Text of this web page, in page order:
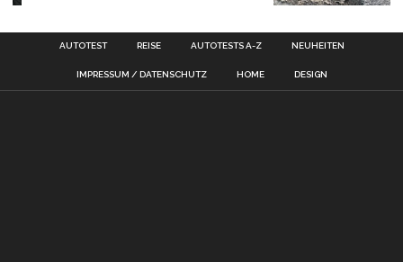
AUTOTEST REISE AUTOTESTS A-Z NEUHEITEN
IMPRESSUM / DATENSCHUTZ HOME DESIGN